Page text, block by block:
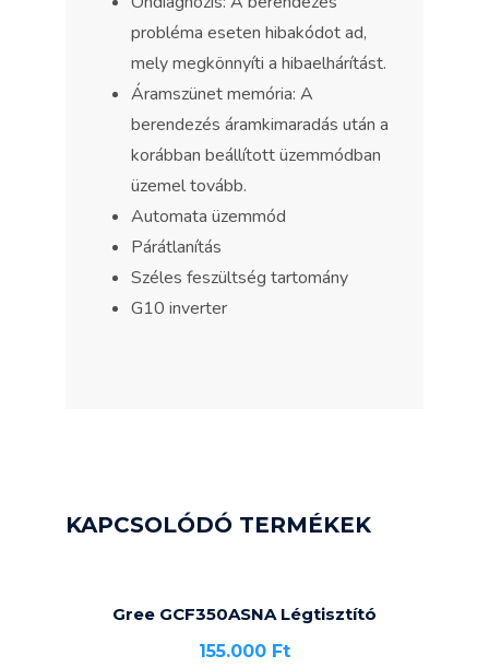
probléma eseten hibakódot ad,
mely megkönnyíti a hibaelhárítást.
Áramszünet memória: A
berendezés áramkimaradás után a
korábban beállított üzemmódban
üzemel tovább.
Automata üzemmód
Párátlanítás
Széles feszültség tartomány
G10 inverter
KAPCSOLÓDÓ TERMÉKEK
Gree GCF350ASNA Légtisztító
155.000 Ft